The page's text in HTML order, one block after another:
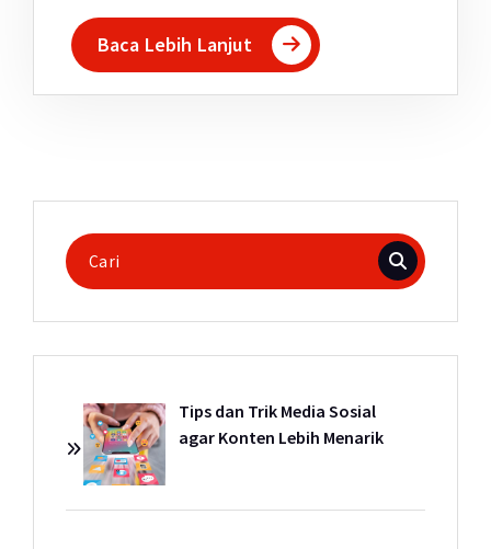
Baca Lebih Lanjut
Pencarian
untuk:
Tips dan Trik Media Sosial
agar Konten Lebih Menarik